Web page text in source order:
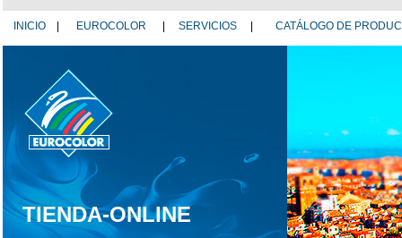
INICIO EUROCOLOR SERVICIOS CATÁLOGO DE
TIENDA-ONLINE